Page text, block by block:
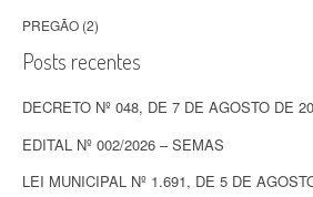
PREGÃO (2)
Posts recentes
DECRETO Nº 048, DE 7 DE AGOSTO DE
EDITAL Nº 002/2026 – SEMAS
LEI MUNICIPAL Nº 1.691, DE 5 DE